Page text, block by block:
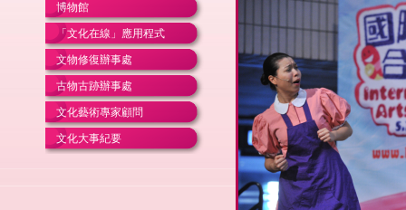
博物館
「文化在線」應用程式
文物修復辦事處
古物古跡辦事處
文化藝術專家顧問
文化大事紀要